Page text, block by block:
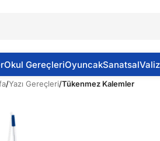
Okul GereçleriOyuncakSanatsalValiz
/Yazı Gereçleri/Tükenmez Kalemler